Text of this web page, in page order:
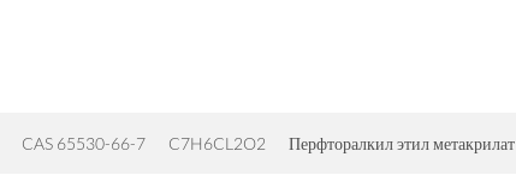
CAS 65530-66-7 C7H6CL2O2 Перфторалкил этил метакрилат